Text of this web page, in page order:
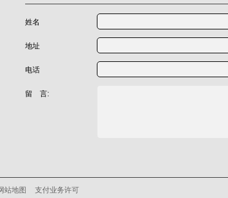
姓名
地址
电话
留 言:
站地图 支付业务许可